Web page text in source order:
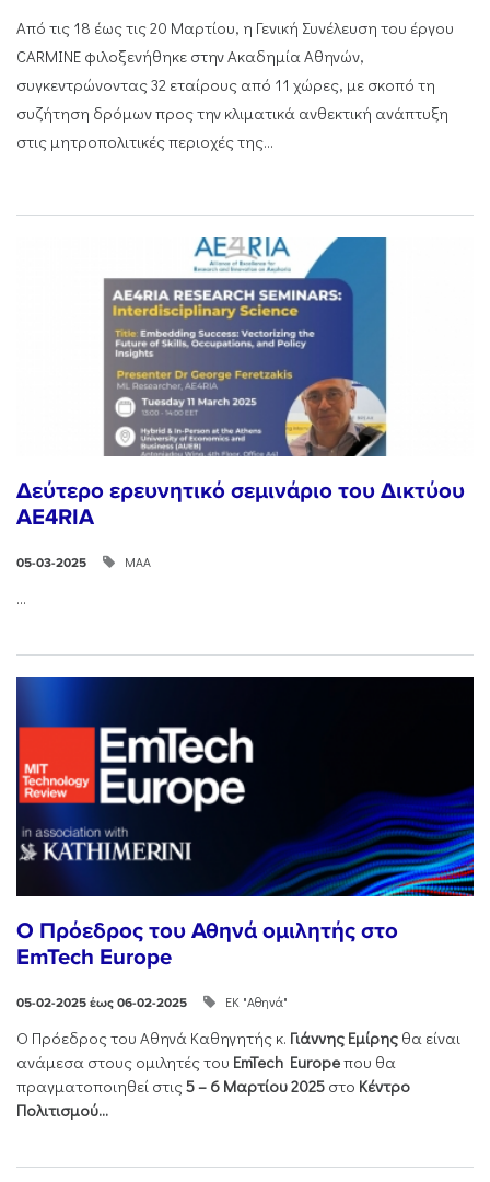
Από τις 18 έως τις 20 Μαρτίου, η Γενική Συνέλευση του έργου
CARMINE φιλοξενήθηκε στην Ακαδημία Αθηνών,
συγκεντρώνοντας 32 εταίρους από 11 χώρες, με σκοπό τη
συζήτηση δρόμων προς την κλιματικά ανθεκτική ανάπτυξη
στις μητροπολιτικές περιοχές της...
Δεύτερο ερευνητικό σεμινάριο του Δικτύου
AE4RIA
05-03-2025 ΜΑΑ
...
O Πρόεδρος του Αθηνά ομιλητής στο
EmTech Europe
05-02-2025 έως 06-02-2025 ΕΚ "Αθηνά"
Ο Πρόεδρος του Αθηνά Καθηγητής κ. Γιάννης Εμίρης θα είναι
ανάμεσα στους ομιλητές του EmTech Europeπου θα
πραγματοποιηθεί στις5 – 6 Μαρτίου 2025 στο Κέντρο
Πολιτισμού...